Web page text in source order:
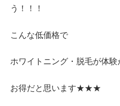
う！！！
こんな低価格で
ホワイトニング・脱毛が体
お得だと思います★★★